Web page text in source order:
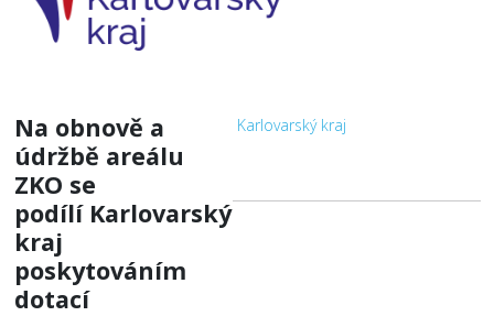
Na obnově a
údržbě areálu
ZKO se
podílí Karlovarský
kraj
poskytováním
dotací
Karlovarský kraj